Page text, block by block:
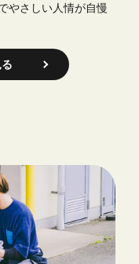
やさしい人情が自慢